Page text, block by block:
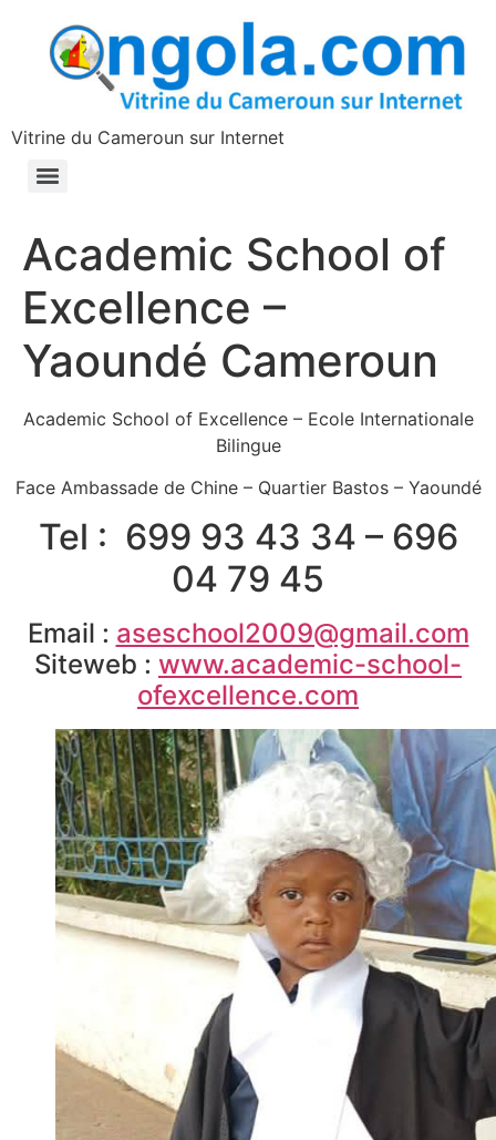
principal
Vitrine du Cameroun sur Internet
Academic School of
Excellence –
Yaoundé Cameroun
Academic School of Excellence – Ecole Internationale
Bilingue
Face Ambassade de Chine – Quartier Bastos – Yaoundé
Tel : 699 93 43 34 – 696
04 79 45
Email : aseschool2009@gmail.com
Siteweb : www.academic-school-
ofexcellence.com